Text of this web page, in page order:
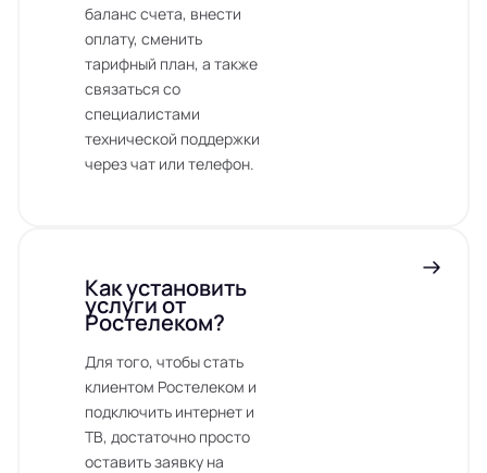
баланс счета, внести
оплату, сменить
тарифный план, а также
связаться со
специалистами
технической поддержки
через чат или телефон.
Как установить
услуги от
Ростелеком?
Для того, чтобы стать
клиентом Ростелеком и
подключить интернет и
ТВ, достаточно просто
оставить заявку на